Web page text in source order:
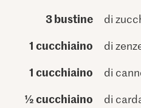
3 bustine di
1 cucchiaino di
1 cucchiaino di
½ cucchiaino
di